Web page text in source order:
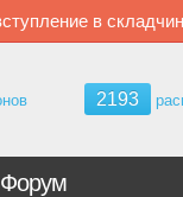
в
2193
Форум